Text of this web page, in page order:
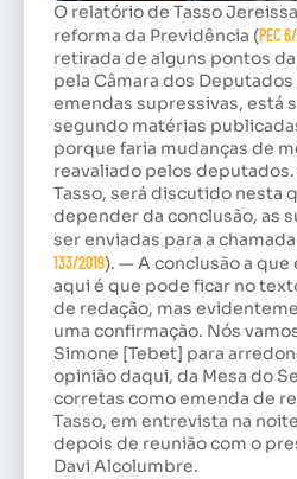
O relatório de Tasso
reforma da Previdência (PEC
retirada de alguns pontos
pela Câmara dos
emendas supressivas, está
segundo matérias
porque faria mudanças de
reavaliado pelos
Tasso, será discutido nesta
depender da conclusão, as
ser enviadas para a
133/2019). — A conclusão a que
aqui é que pode ficar no
de redação, mas
uma confirmação. Nós
Simone [Tebet] para
opinião daqui, da Mesa do
corretas como emenda de
Tasso, em entrevista na
depois de reunião com o
Davi Alcolumbre.